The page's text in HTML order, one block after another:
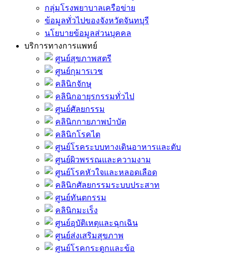
กลุ่มโรงพยาบาลเครือข่าย
ข้อมูลทั่วไปของจังหวัดจันทบุรี
นโยบายข้อมูลส่วนบุคคล
บริการทางการแพทย์
ศูนย์สุขภาพสตรี
ศูนย์กุมารเวช
คลินิกจักษุ
คลินิกอายุรกรรมทั่วไป
ศูนย์ศัลยกรรม
คลินิกกายภาพบำบัด
คลินิกโรคไต
ศูนย์โรคระบบทางเดินอาหารและตับ
ศูนย์ผิวพรรณและความงาม
ศูนย์โรคหัวใจและหลอดเลือด
คลินิกศัลยกรรมระบบประสาท
ศูนย์ทันตกรรม
คลินิกมะเร็ง
ศูนย์อุบัติเหตุและฉุกเฉิน
ศูนย์ส่งเสริมสุขภาพ
ศูนย์โรคกระดูกและข้อ